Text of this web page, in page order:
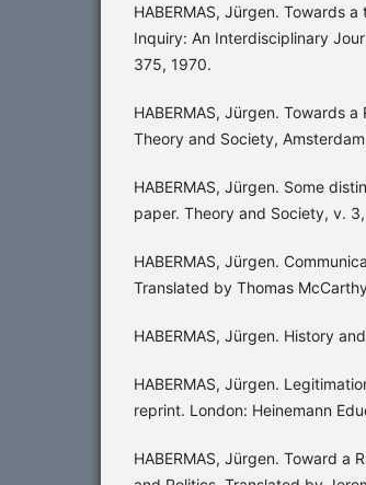
HABERMAS, Jürgen. Towards
Inquiry: An Interdisciplinary
375, 1970.
HABERMAS, Jürgen. Towards
Theory and Society,
HABERMAS, Jürgen. Some
paper. Theory and Society, v.
HABERMAS, Jürgen.
Translated by Thomas
HABERMAS, Jürgen. History
HABERMAS, Jürgen.
reprint. London: Heinemann
HABERMAS, Jürgen. Toward a